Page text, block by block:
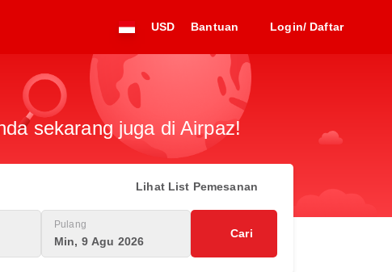
USD Bantuan Login/ Daftar
sekarang juga di Airpaz!
Lihat List Pemesanan
Pulang
Min, 9 Agu 2026
Cari